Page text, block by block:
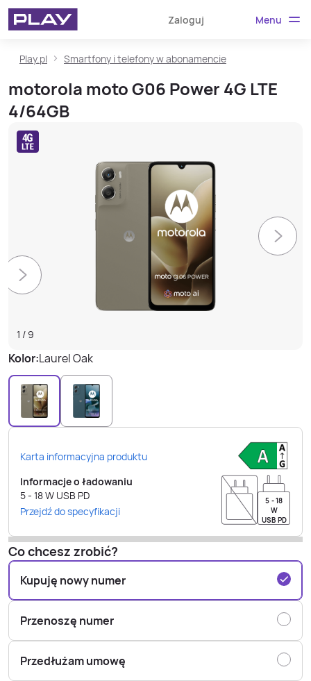
Zaloguj Menu
Play.pl Smartfony i telefony w abonamencie
motorola moto G06 Power 4G LTE
4/64GB
1 / 9
Kolor:Laurel Oak
Karta informacyjna produktu
Informacje o ładowaniu
5 - 18W USB PD
Przejdź do specyfikacji
5 - 18
W
USB PD
Co chcesz zrobić?
Kupuję nowy numer
Przenoszę numer
Przedłużam umowę